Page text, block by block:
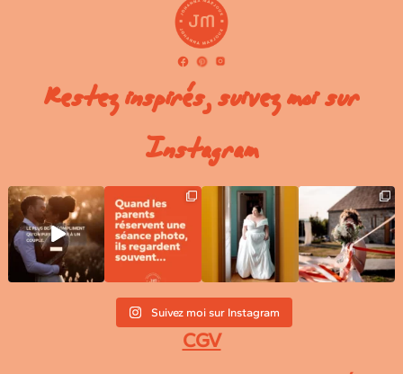
Restez inspirés, suivez moi sur
Instagram
Suivez moi sur Instagram
CGV